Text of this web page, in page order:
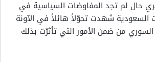
حال لم تجد المفاوضات السياسية في
السعودية شهدت تحوّلاً هائلاً في الآونة
السوري من ضمن الأمور التي تأثرّت بذلك